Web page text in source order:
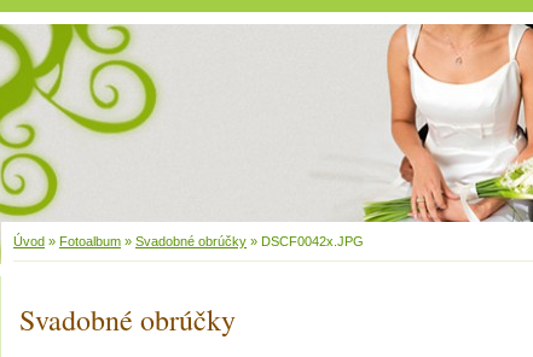
Úvod » Fotoalbum » Svadobné obrúčky » DSCF0042x.JPG
Svadobné obrúčky